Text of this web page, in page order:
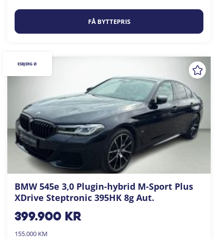
FÅ BYTTEPRIS
BMW 545e 3,0 Plugin-hybrid M-Sport Plus
XDrive Steptronic 395HK 8g Aut.
399.900kr
155.000 KM
ESBJERG Ø